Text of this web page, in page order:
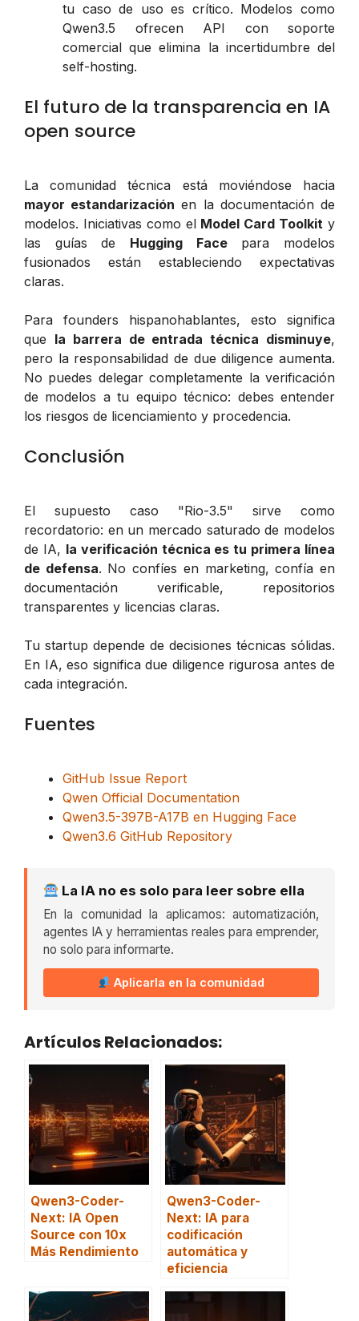
tu caso de uso es crítico. Modelos como
Qwen3.5 ofrecen API con soporte
comercial que elimina la incertidumbre del
self-hosting.
El futuro de la transparencia en IA
open source
La comunidad técnica está moviéndose hacia
mayor estandarización en la documentación de
modelos. Iniciativas como el Model Card Toolkit y
las guías de Hugging Facepara modelos
fusionados están estableciendo expectativas
claras.
Para founders hispanohablantes, esto significa
que la barrera de entrada técnica disminuye,
pero la responsabilidad de due diligence aumenta.
No puedes delegar completamente la verificación
de modelos a tu equipo técnico: debes entender
los riesgos de licenciamiento y procedencia.
Conclusión
El supuesto caso "Rio-3.5" sirve como
recordatorio: en un mercado saturado de modelos
de IA, la verificación técnica es tu primera línea
de defensa. No confíes en marketing, confía en
documentación verificable, repositorios
transparentes y licencias claras.
Tu startup depende de decisiones técnicas sólidas.
En IA, eso significa due diligence rigurosa antes de
cada integración.
Fuentes
GitHub Issue Report
Qwen Official Documentation
Qwen3.5-397B-A17B en Hugging Face
Qwen3.6 GitHub Repository
La IA no es solo para leer sobre ella
En la comunidad la aplicamos: automatización,
agentes IA y herramientas reales para emprender,
no solo para informarte.
Aplicarla en la comunidad
Artículos Relacionados:
Qwen3-Coder-
Next: IA Open
Source con 10x
Más Rendimiento
Qwen3-Coder-
Next: IA para
codificación
automática y
eficiencia